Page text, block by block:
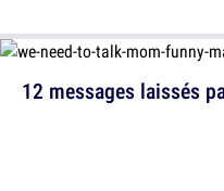
12 messages laissés